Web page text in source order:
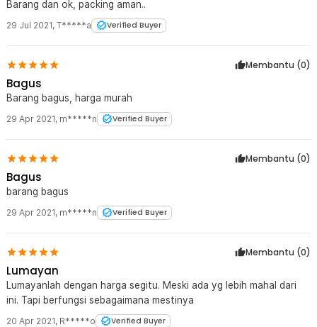
Barang dan ok, packing aman..
29 Jul 2021, T*****a Verified Buyer
Membantu (0)
Bagus
Barang bagus, harga murah
29 Apr 2021, m*****n Verified Buyer
Membantu (0)
Bagus
barang bagus
29 Apr 2021, m*****n Verified Buyer
Membantu (0)
Lumayan
Lumayanlah dengan harga segitu. Meski ada yg lebih mahal dari
ini. Tapi berfungsi sebagaimana mestinya
20 Apr 2021, R*****o Verified Buyer